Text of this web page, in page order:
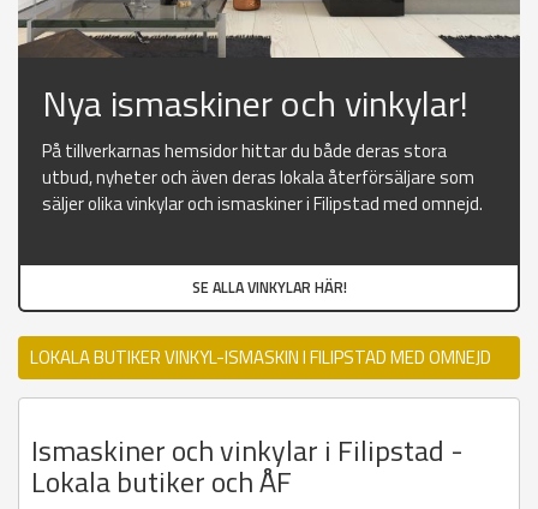
Nya ismaskiner och vinkylar!
På tillverkarnas hemsidor hittar du både deras stora
utbud, nyheter och även deras lokala återförsäljare som
säljer olika vinkylar och ismaskiner i Filipstad med omnejd.
SE ALLA VINKYLAR HÄR!
LOKALA BUTIKER VINKYL-ISMASKIN I FILIPSTAD MED OMNEJD
Ismaskiner och vinkylar i Filipstad -
Lokala butiker och ÅF